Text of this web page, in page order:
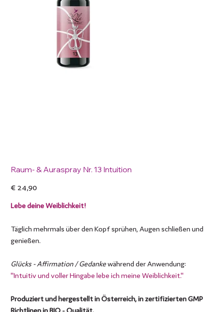
Raum- & Auraspray Nr. 13 Intuition
€ 24,90
Lebe deine Weiblichkeit!
Täglich mehrmals über den Kopf sprühen, Augen schließen und
genießen.
Glücks - Affirmation / Gedankewährend der Anwendung:
"Intuitiv und voller Hingabe lebe ich meine Weiblichkeit."
Produziert und hergestellt in Österreich, in zertifizierten GMP
Richtlinen in BIO - Qualität.